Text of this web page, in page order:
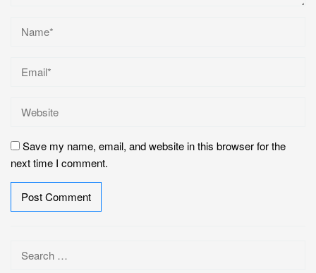
Save my name, email, and website in this browser for the
next time I comment.
for: